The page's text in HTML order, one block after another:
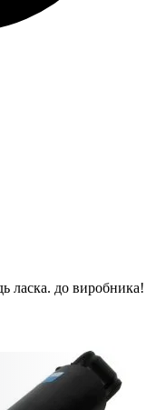
ласка. до виробника!